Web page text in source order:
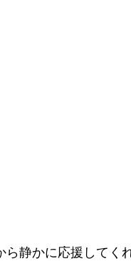
静かに応援してく